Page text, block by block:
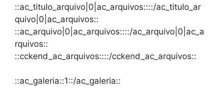
::ac_titulo_arquivo|0|ac_arquivos::::/ac_titulo_ar
quivo|0|ac_arquivos::
::ac_arquivo|0|ac_arquivos::::/ac_arquivo|0|ac_a
rquivos::
::cckend_ac_arquivos::::/cckend_ac_arquivos::
::ac_galeria::1::/ac_galeria::